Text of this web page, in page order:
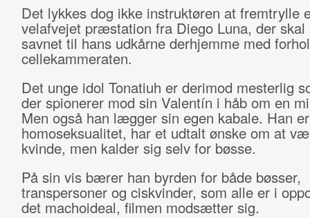
Det lykkes dog ikke instruktøren at fremtrylle
velafvejet præstation fra Diego Luna, der skal
savnet til hans udkårne derhjemme med
cellekammeraten.
Det unge idol Tonatiuh er derimod mesterlig
der spionerer mod sin Valentín i håb om en
Men også han lægger sin egen kabale. Han
homoseksualitet, har et udtalt ønske om at
kvinde, men kalder sig selv for bøsse.
På sin vis bærer han byrden for både bøsser,
transpersoner og ciskvinder, som alle er i
det machoideal, filmen modsætter sig.